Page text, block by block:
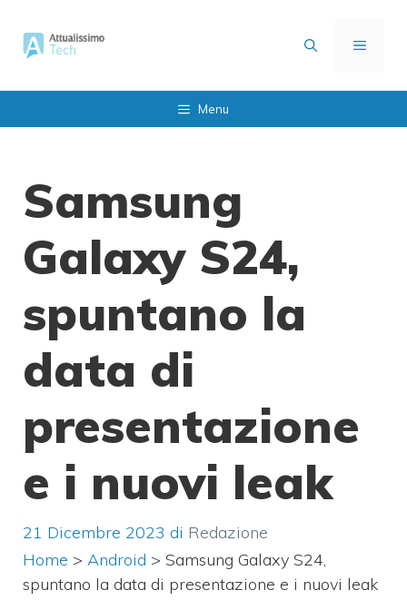
contenuto
MENU
Menu
Samsung
Galaxy S24,
spuntano la
data di
presentazione
e i nuovi leak
21 Dicembre 2023 di Redazione
Home > Android > Samsung Galaxy S24,
spuntano la data di presentazione e i nuovi leak